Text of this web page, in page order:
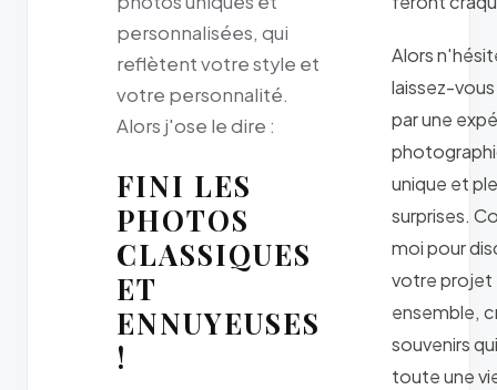
personnalisées, qui
reflètent votre style et
votre personnalité.
Alors j'ose le dire :
FINI LES
PHOTOS
CLASSIQUES
ET
ENNUYEUSES
!
Alors
laissez-
par une
unique et
surprises.
moi pour
votre projet
ensemble,
souvenirs
toute une